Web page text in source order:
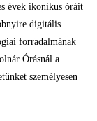
évek ikonikus óráit
digitális
forradalmának
Órásnál a
személyesen